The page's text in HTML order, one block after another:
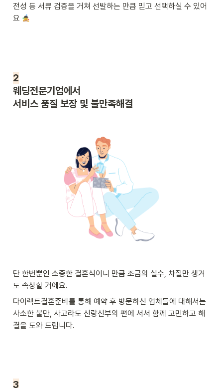
전성 등 서류 검증을 거쳐 선발하는 만큼 믿고 선택하실 수 있어
요
2
웨딩전문기업에서
서비스 품질 보장 및 불만족해결
단 한번뿐인 소중한 결혼식이니 만큼 조금의 실수, 차질만 생겨
도 속상할 거에요.
다이렉트결혼준비를 통해 예약 후 방문하신 업체들에 대해서는
사소한 불만, 사고라도 신랑신부의 편에 서서 함께 고민하고 해
결을 도와 드립니다.
3